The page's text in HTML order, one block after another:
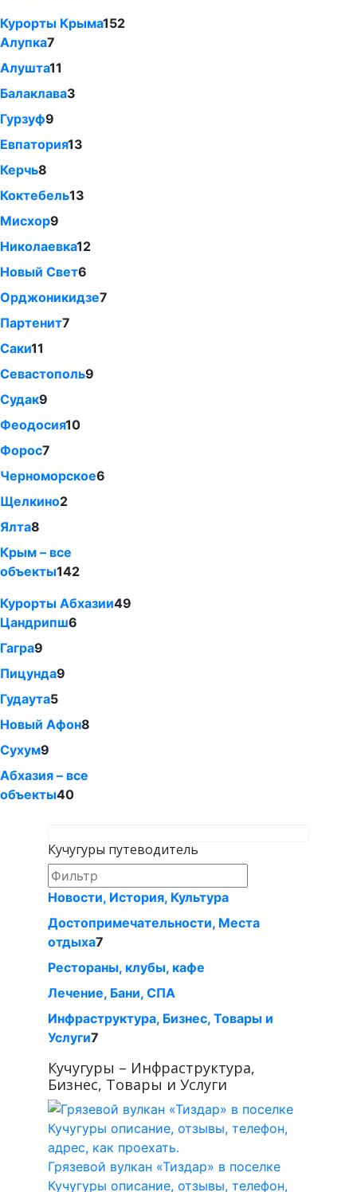
Курорты Крыма152
Алупка7
Алушта11
Балаклава3
Гурзуф9
Евпатория13
Керчь8
Коктебель13
Мисхор9
Николаевка12
Новый Свет6
Орджоникидзе7
Партенит7
Саки11
Севастополь9
Судак9
Феодосия10
Форос7
Черноморское6
Щелкино2
Ялта8
Крым – все
объекты142
Курорты Абхазии49
Цандрипш6
Гагра9
Пицунда9
Гудаута5
Новый Афон8
Сухум9
Абхазия – все
объекты40
Кучугуры путеводитель
Новости, История, Культура
Достопримечательности, Места
отдыха7
Рестораны, клубы, кафе
Лечение, Бани, СПА
Инфраструктура, Бизнес, Товары и
Услуги7
Кучугуры – Инфраструктура,
Бизнес, Товары и Услуги
Грязевой вулкан «Тиздар» в поселке
Кучугуры описание, отзывы, телефон,